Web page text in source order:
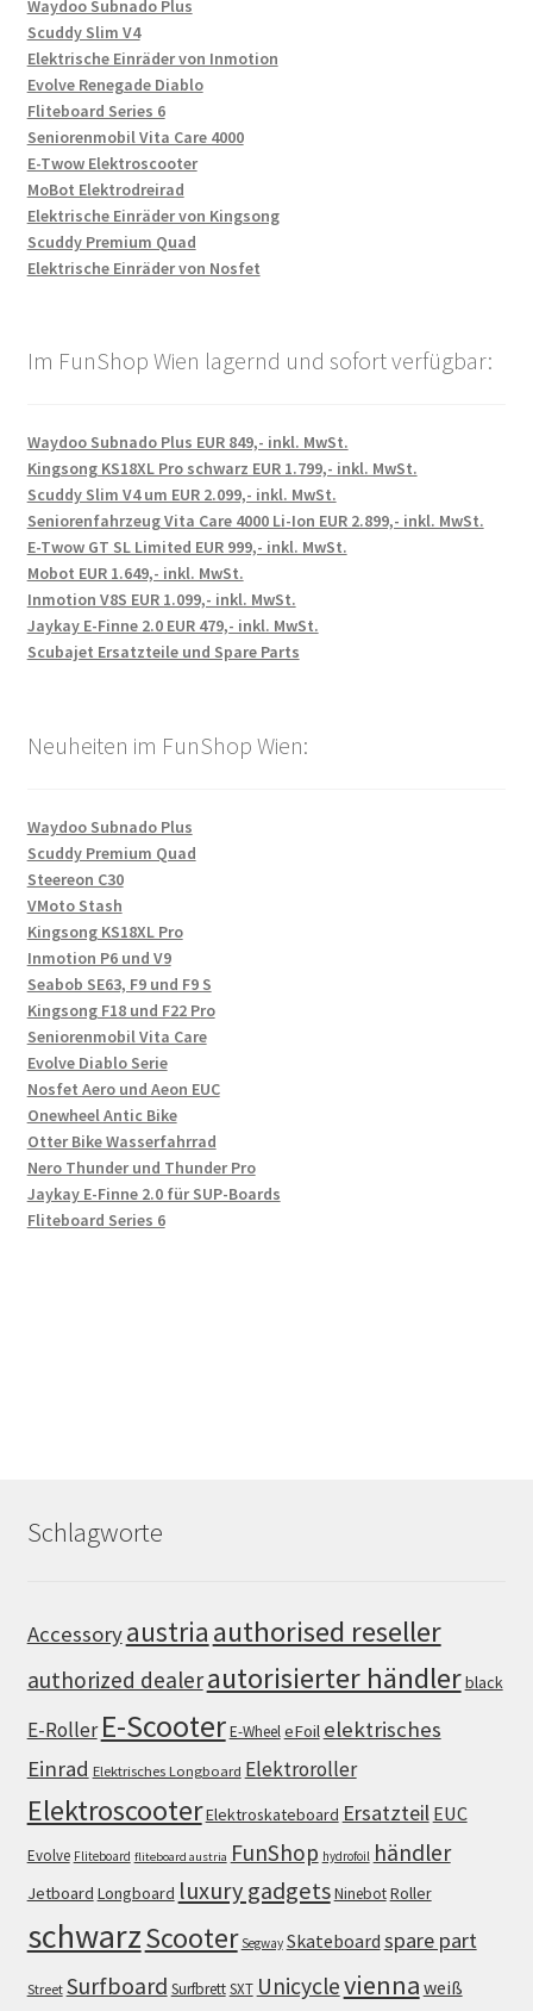
Waydoo Subnado Plus
Scuddy Slim V4
Elektrische Einräder von Inmotion
Evolve Renegade Diablo
Fliteboard Series 6
Seniorenmobil Vita Care 4000
E-Twow Elektroscooter
MoBot Elektrodreirad
Elektrische Einräder von Kingsong
Scuddy Premium Quad
Elektrische Einräder von Nosfet
Im FunShop Wien lagernd und sofort verfügbar:
Waydoo Subnado Plus EUR 849,- inkl. MwSt.
Kingsong KS18XL Pro schwarz EUR 1.799,- inkl. MwSt.
Scuddy Slim V4 um EUR 2.099,- inkl. MwSt.
Seniorenfahrzeug Vita Care 4000 Li-Ion EUR 2.899,- inkl. MwSt.
E-Twow GT SL Limited EUR 999,- inkl. MwSt.
Mobot EUR 1.649,- inkl. MwSt.
Inmotion V8S EUR 1.099,- inkl. MwSt.
Jaykay E-Finne 2.0 EUR 479,- inkl. MwSt.
Scubajet Ersatzteile und Spare Parts
Neuheiten im FunShop Wien:
Waydoo Subnado Plus
Scuddy Premium Quad
Steereon C30
VMoto Stash
Kingsong KS18XL Pro
Inmotion P6 und V9
Seabob SE63, F9 und F9 S
Kingsong F18 und F22 Pro
Seniorenmobil Vita Care
Evolve Diablo Serie
Nosfet Aero und Aeon EUC
Onewheel Antic Bike
Otter Bike Wasserfahrrad
Nero Thunder und Thunder Pro
Jaykay E-Finne 2.0 für SUP-Boards
Fliteboard Series 6
Schlagworte
Accessoryaustria authorised reseller
authorized dealerautorisierter händlerblack
E-Roller E-ScooterE-WheeleFoil elektrisches
Einrad Elektrisches Longboard Elektroroller
ElektroscooterElektroskateboard Ersatzteil EUC
Evolve Fliteboard fliteboard austria FunShop hydrofoil händler
Jetboard Longboard luxury gadgetsNinebotRoller
schwarzScooter Segway Skateboard spare part
Street Surfboard SurfbrettSXT Unicyclevienna weiß